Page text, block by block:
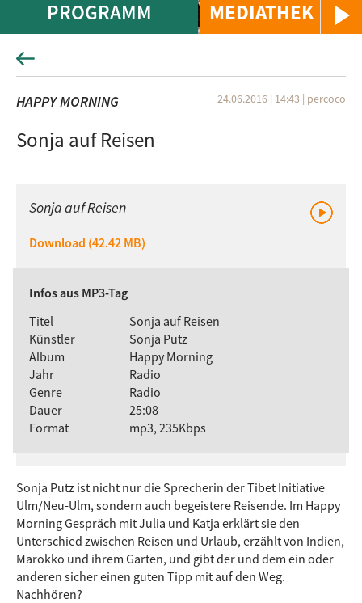
MEDIATHEK
PROGRAMM
HAPPY MORNING 24.06.2016 | 14:43 | percoco
Sonja auf Reisen
Sonja auf Reisen
Download (42.42 MB)
Infos aus MP3-Tag
Titel
Sonja auf Reisen
Künstler
Sonja Putz
Album
Happy Morning
Jahr
Radio
Genre
Radio
Dauer
25:08
Format
mp3, 235Kbps
Sonja Putz ist nicht nur die Sprecherin der Tibet Initiative
Ulm/Neu-Ulm, sondern auch begeistere Reisende. Im Happy
Morning Gespräch mit Julia und Katja erklärt sie den
Unterschied zwischen Reisen und Urlaub, erzählt von Indien,
Marokko und ihrem Garten, und gibt der und dem ein oder
anderen sicher einen guten Tipp mit auf den Weg.
Nachhören?